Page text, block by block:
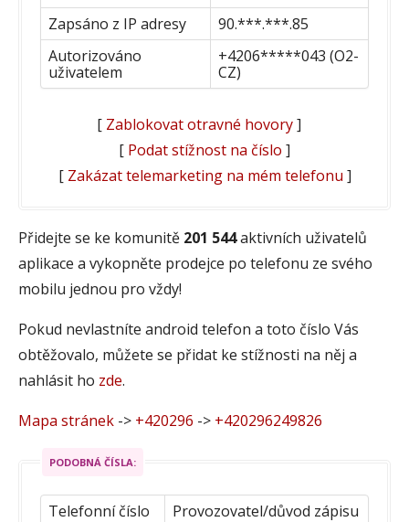
Zapsáno z IP adresy
90.***.***.85
Autorizováno
uživatelem
+4206*****043 (O2-
CZ)
[ Zablokovat otravné hovory]
[ Podat stížnost na číslo ]
[ Zakázat telemarketing na mém telefonu ]
Přidejte se ke komunitě 201 544aktivních uživatelů
aplikace a vykopněte prodejce po telefonu ze svého
mobilu jednou pro vždy!
Pokud nevlastníte android telefon a toto číslo Vás
obtěžovalo, můžete se přidat ke stížnosti na něj a
nahlásit ho zde.
Mapa stránek -> +420296 -> +420296249826
PODOBNÁ ČÍSLA:
Telefonní číslo
Provozovatel/důvod zápisu